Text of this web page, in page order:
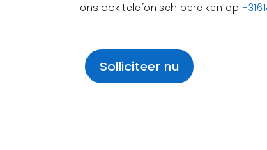
ons ook telefonisch bereiken op
Solliciteer nu